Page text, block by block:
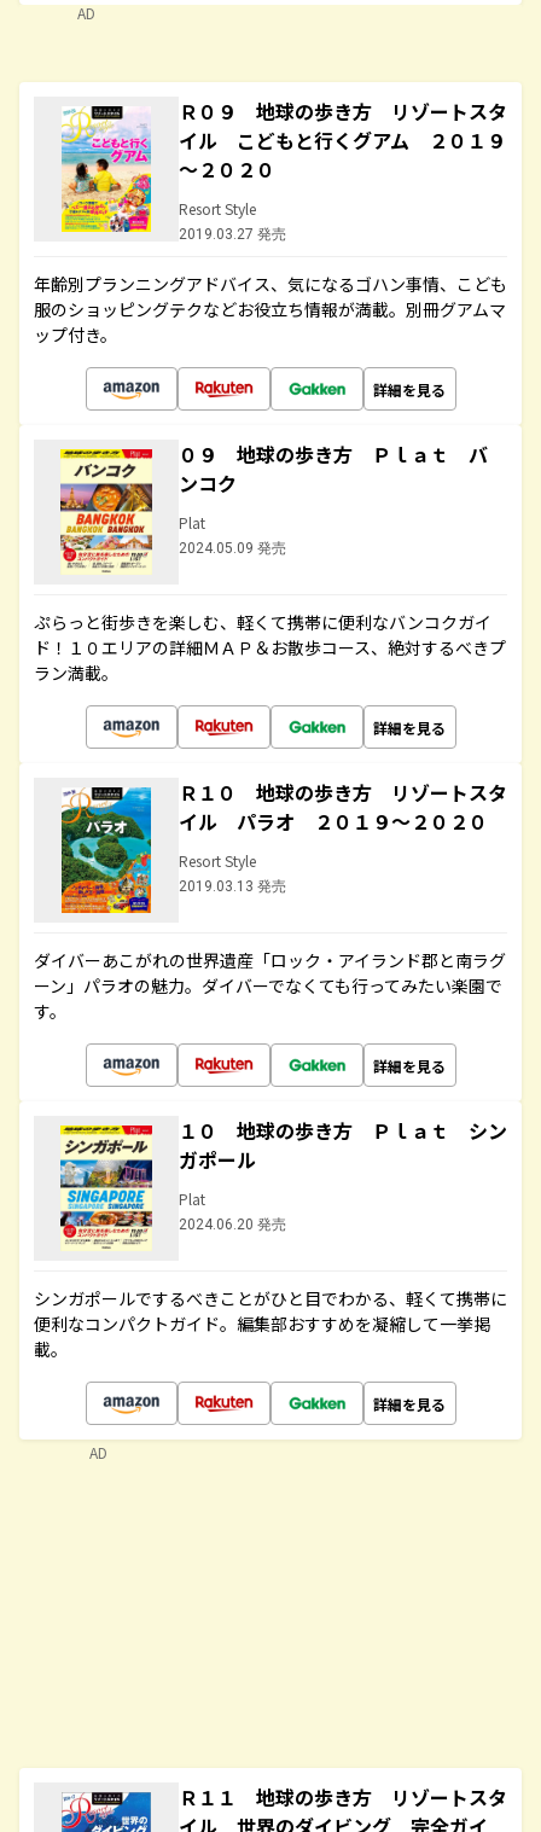
AD
Ｒ０９ 地球の歩き方 リゾートスタ
イル こどもと行くグアム ２０１９
～２０２０
Resort Style
2019.03.27 発売
年齢別プランニングアドバイス、気になるゴハン事情、こども
服のショッピングテクなどお役立ち情報が満載。別冊グアムマ
ップ付き。
詳細を見る
０９ 地球の歩き方 Ｐｌａｔ バ
ンコク
Plat
2024.05.09 発売
ぷらっと街歩きを楽しむ、軽くて携帯に便利なバンコクガイ
ド！１０エリアの詳細ＭＡＰ＆お散歩コース、絶対するべきプ
ラン満載。
詳細を見る
Ｒ１０ 地球の歩き方 リゾートスタ
イル パラオ ２０１９～２０２０
Resort Style
2019.03.13 発売
ダイバーあこがれの世界遺産「ロック・アイランド郡と南ラグ
ーン」パラオの魅力。ダイバーでなくても行ってみたい楽園で
す。
詳細を見る
１０ 地球の歩き方 Ｐｌａｔ シン
ガポール
Plat
2024.06.20 発売
シンガポールでするべきことがひと目でわかる、軽くて携帯に
便利なコンパクトガイド。編集部おすすめを凝縮して一挙掲
載。
詳細を見る
Ｒ１１ 地球の歩き方 リゾートスタ
イル 世界のダイビング 完全ガイ
AD